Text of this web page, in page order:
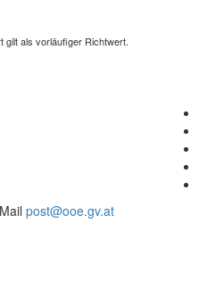
gilt als vorläufiger Richtwert.
post@ooe.gv.at